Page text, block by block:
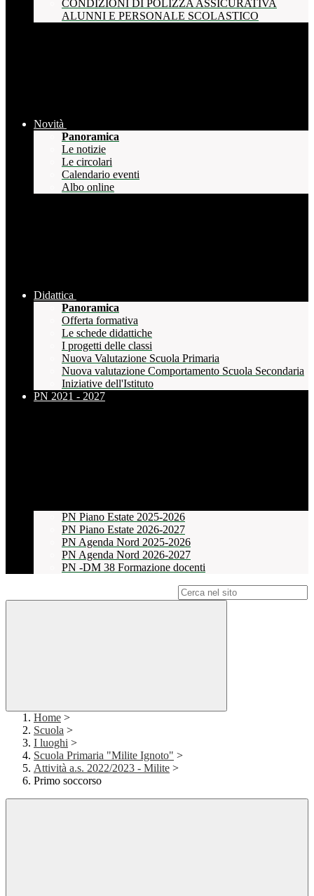
CONDIZIONI DI POLIZZA ASSICURATIVA
ALUNNI E PERSONALE SCOLASTICO
Novità
Panoramica
Le notizie
Le circolari
Calendario eventi
Albo online
Didattica
Panoramica
Offerta formativa
Le schede didattiche
I progetti delle classi
Nuova Valutazione Scuola Primaria
Nuova valutazione Comportamento Scuola Secondaria
Iniziative dell'Istituto
PN 2021 - 2027
PN Piano Estate 2025-2026
PN Piano Estate 2026-2027
PN Agenda Nord 2025-2026
PN Agenda Nord 2026-2027
PN -DM 38 Formazione docenti
Home >
Scuola >
I luoghi >
Scuola Primaria "Milite Ignoto" >
Attività a.s. 2022/2023 - Milite >
Primo soccorso